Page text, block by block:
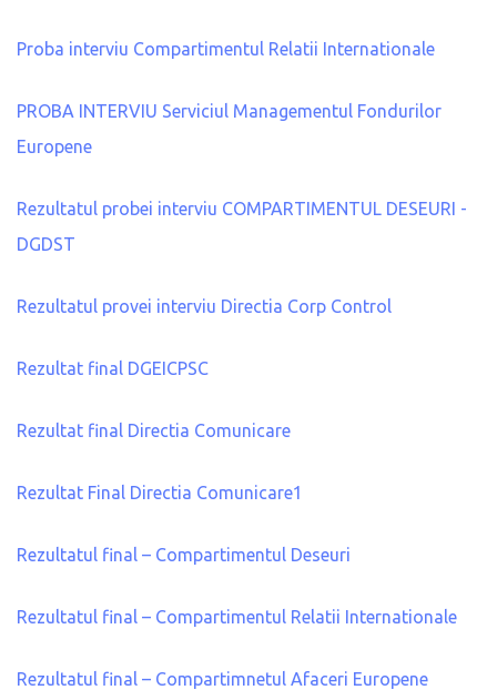
Proba interviu Compartimentul Relatii Internationale
PROBA INTERVIU Serviciul Managementul Fondurilor
Europene
Rezultatul probei interviu COMPARTIMENTUL DESEURI -
DGDST
Rezultatul provei interviu Directia Corp Control
Rezultat final DGEICPSC
Rezultat final Directia Comunicare
Rezultat Final Directia Comunicare1
Rezultatul final – Compartimentul Deseuri
Rezultatul final – Compartimentul Relatii Internationale
Rezultatul final – Compartimnetul Afaceri Europene